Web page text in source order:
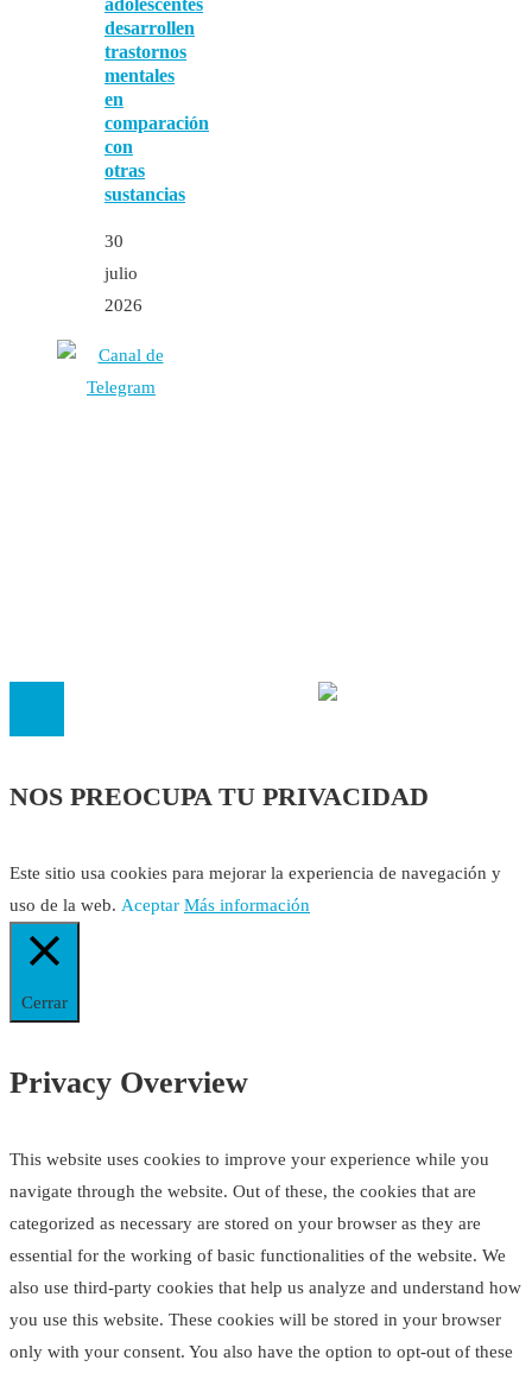
adolescentes
desarrollen
trastornos
mentales
en
comparación
con
otras
sustancias
30
julio
2026
NOS PREOCUPA TU PRIVACIDAD
Este sitio usa cookies para mejorar la experiencia de navegación y
uso de la web. Aceptar Más información
Cerrar
Privacy Overview
This website uses cookies to improve your experience while you
navigate through the website. Out of these, the cookies that are
categorized as necessary are stored on your browser as they are
essential for the working of basic functionalities of the website. We
also use third-party cookies that help us analyze and understand how
you use this website. These cookies will be stored in your browser
only with your consent. You also have the option to opt-out of these